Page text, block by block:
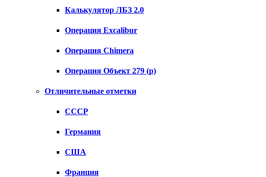
Калькулятор ЛБЗ 2.0
Операция Excalibur
Операция Chimera
Операция Объект 279 (р)
Отличительные отметки
СССР
Германия
США
Франция